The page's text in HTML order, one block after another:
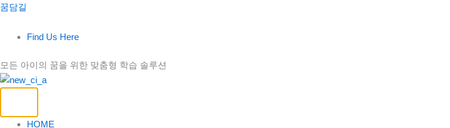
콘
건
너
뛰
꿈담길
Find Us Here
모든 아이의 꿈을 위한 맞춤형 학습 솔루션
HOME